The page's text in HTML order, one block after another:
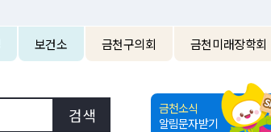
보건소 금천구의회 금천미래장학회
금천소식
알림문자받기